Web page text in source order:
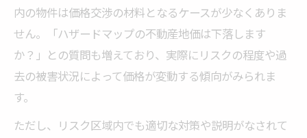
内の物件は価格交渉の材料となるケースが少なくありま
せん。「ハザードマップの不動産地価は下落します
か？」との質問も増えており、実際にリスクの程度や過
去の被害状況によって価格が変動する傾向がみられま
す。
ただし、リスク区域内でも適切な対策や説明がなされて